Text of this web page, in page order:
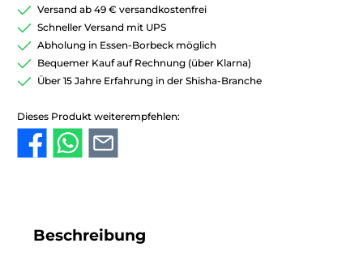
Versand ab 49 € versandkostenfrei
Schneller Versand mit UPS
Abholung in Essen-Borbeck möglich
Bequemer Kauf auf Rechnung (über Klarna)
Über 15 Jahre Erfahrung in der Shisha-Branche
Dieses Produkt weiterempfehlen:
Beschreibung